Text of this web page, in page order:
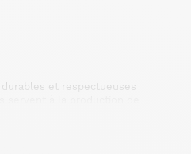
et respectueuses